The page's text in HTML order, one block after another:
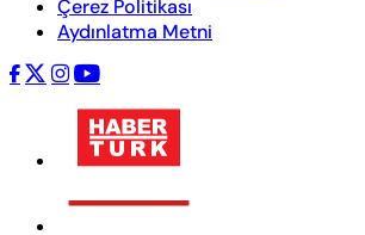
Çerez Politikası
Aydınlatma Metni